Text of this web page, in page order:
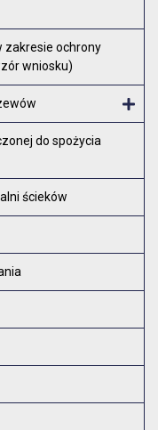
zakresie ochrony
wniosku)
do spożycia
ścieków